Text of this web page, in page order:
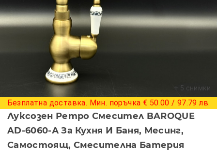
+ 5 снимки
Безплатна доставка. Мин. поръчка € 50.00 / 97.79 лв.
Луксозен Ретро Смесител BAROQUE
AD-6060-А За Кухня И Баня, Месинг,
Самостоящ, Смесителна Батерия